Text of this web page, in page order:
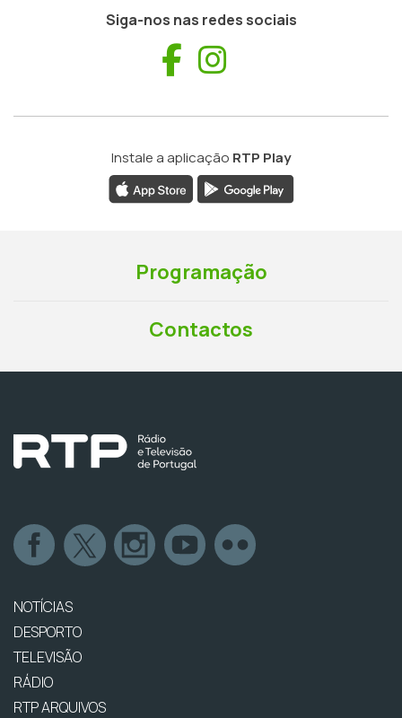
Siga-nos nas redes sociais
Facebook
Instale a aplicação RTP Play
Programação
Contactos
NOTÍCIAS
DESPORTO
TELEVISÃO
RÁDIO
RTP ARQUIVOS